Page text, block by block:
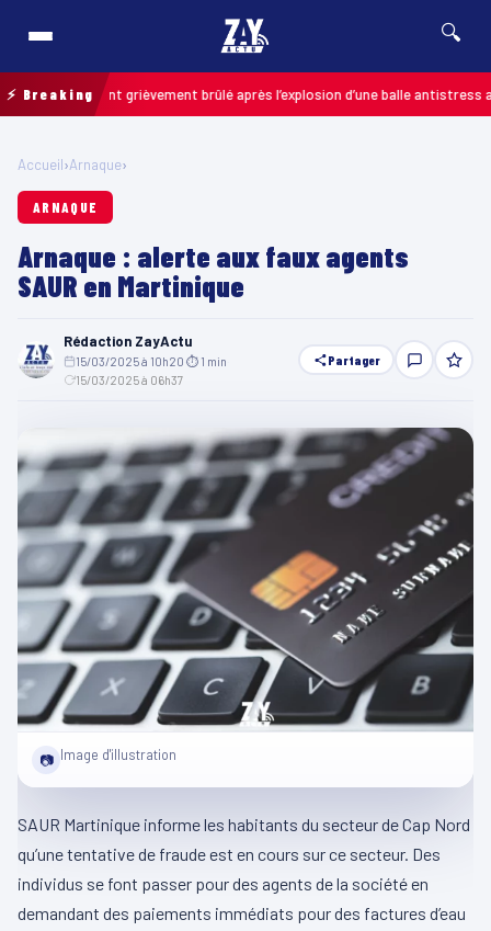
🔍
⚡ Breaking
: un enfant grièvement brûlé après l’explosion d’une balle antistress
Accueil›Arnaque›
ARNAQUE
Arnaque : alerte aux faux agents
SAUR en Martinique
Rédaction ZayActu
15/03/2025 à 10h20 ⏱ 1 min
15/03/2025 à 06h37
Partager
📷 Image d'illustration
SAUR Martinique informe les habitants du secteur de Cap Nord
qu’une tentative de fraude est en cours sur ce secteur. Des
individus se font passer pour des agents de la société en
demandant des paiements immédiats pour des factures d’eau